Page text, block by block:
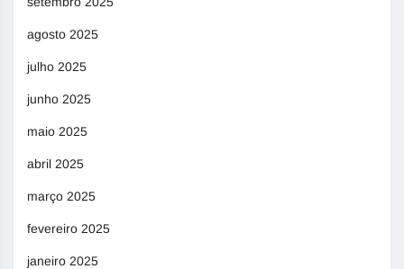
agosto 2025
julho 2025
junho 2025
maio 2025
abril 2025
março 2025
fevereiro 2025
janeiro 2025